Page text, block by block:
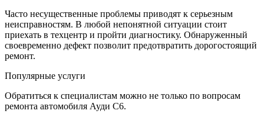
Часто несущественные проблемы приводят к серьезным
неисправностям. В любой непонятной ситуации стоит
приехать в техцентр и пройти диагностику. Обнаруженный
своевременно дефект позволит предотвратить дорогостоящий
ремонт.
Популярные услуги
Обратиться к специалистам можно не только по вопросам
ремонта автомобиля Ауди С6.